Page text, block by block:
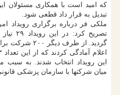
که امید است با همکاری مسئولان
تبدیل به قرار داد قطعی شود.
ملکی فر درباره برگزاری رویداد
تصریح
گردید. از طرف
میان شرکتها با سازمان پزشکی